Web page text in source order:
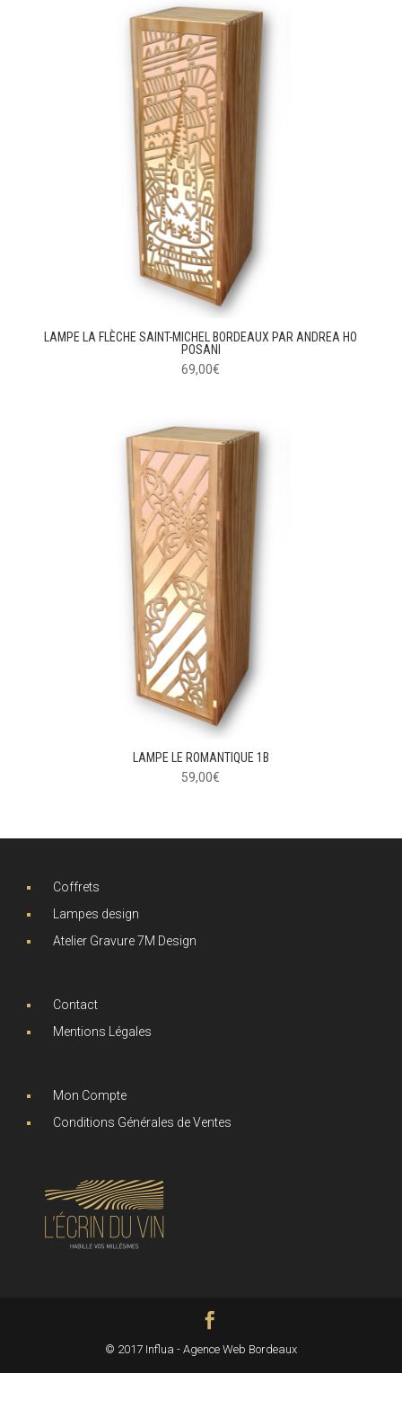
LAMPE LA FLÈCHE SAINT-MICHEL BORDEAUX PAR ANDREA HO
POSANI
69,00€
LAMPE LE ROMANTIQUE 1B
59,00€
Coffrets
Lampes design
Atelier Gravure 7M Design
Contact
Mentions Légales
Mon Compte
Conditions Générales de Ventes
© 2017 Influa - Agence Web Bordeaux